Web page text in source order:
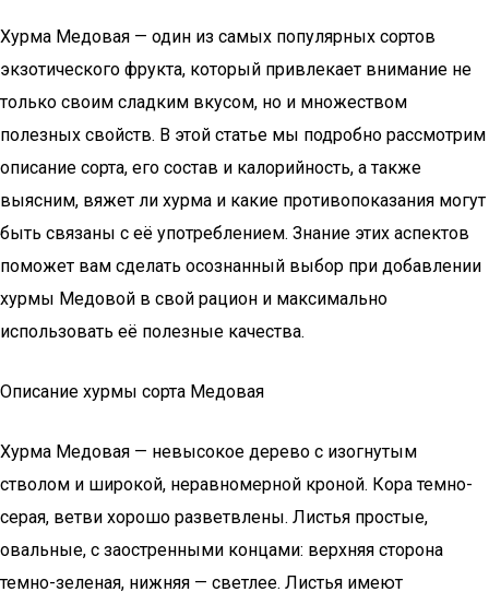
Хурма Медовая — один из самых популярных сортов
экзотического фрукта, который привлекает внимание не
только своим сладким вкусом, но и множеством
полезных свойств. В этой статье мы подробно рассмотрим
описание сорта, его состав и калорийность, а также
выясним, вяжет ли хурма и какие противопоказания могут
быть связаны с её употреблением. Знание этих аспектов
поможет вам сделать осознанный выбор при добавлении
хурмы Медовой в свой рацион и максимально
использовать её полезные качества.
Описание хурмы сорта Медовая
Хурма Медовая — невысокое дерево с изогнутым
стволом и широкой, неравномерной кроной. Кора темно-
серая, ветви хорошо разветвлены. Листья простые,
овальные, с заостренными концами: верхняя сторона
темно-зеленая, нижняя — светлее. Листья имеют